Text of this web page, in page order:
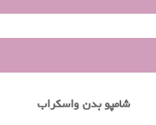
شامپو بدن واسکراب